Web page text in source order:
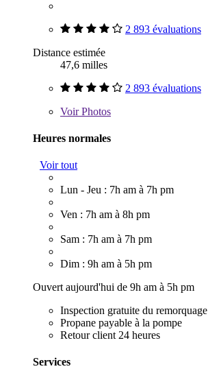
2 893 évaluations
Distance estimée
47,6 milles
2 893 évaluations
VoirPhotos
Heures normales
Voir tout
Lun - Jeu : 7h am à 7h pm
Ven : 7h am à 8h pm
Sam : 7h am à 7h pm
Dim : 9h am à 5h pm
Ouvert aujourd'hui de 9h am à 5h pm
Inspection gratuite du remorquage
Propane payable à la pompe
Retour client 24 heures
Services